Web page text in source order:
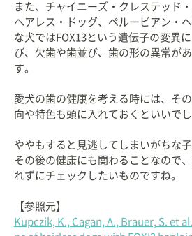
また、チャイニーズ・クレステッド
ヘアレス・ドッグ、ペルービアン・
な犬ではFOX13という遺伝子の変異
び、欠歯や歯並び、歯の形の異常が
す。
愛犬の歯の健康を考える時には、そ
向や特色も頭に入れておくといいでし
ややもすると見逃してしまいがちな
その後の健康にも関わることなので
れずにチェックしたいものですね。
【参照元】
Kupczik, K., Cagan, A., Brauer, S. et